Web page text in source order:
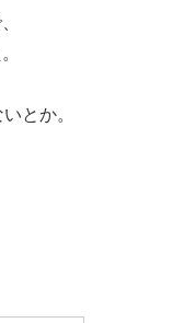
とか。